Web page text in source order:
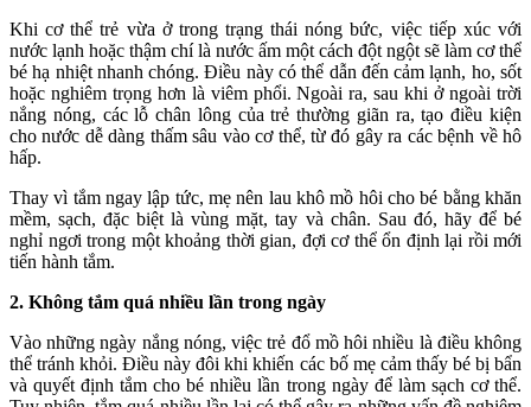
Khi cơ thể trẻ vừa ở trong trạng thái nóng bức, việc tiếp xúc với
nước lạnh hoặc thậm chí là nước ấm một cách đột ngột sẽ làm cơ thể
bé hạ nhiệt nhanh chóng. Điều này có thể dẫn đến cảm lạnh, ho, sốt
hoặc nghiêm trọng hơn là viêm phổi. Ngoài ra, sau khi ở ngoài trời
nắng nóng, các lỗ chân lông của trẻ thường giãn ra, tạo điều kiện
cho nước dễ dàng thấm sâu vào cơ thể, từ đó gây ra các bệnh về hô
hấp.
Thay vì tắm ngay lập tức, mẹ nên lau khô mồ hôi cho bé bằng khăn
mềm, sạch, đặc biệt là vùng mặt, tay và chân. Sau đó, hãy để bé
nghỉ ngơi trong một khoảng thời gian, đợi cơ thể ổn định lại rồi mới
tiến hành tắm.
2. Không tắm quá nhiều lần trong ngày
Vào những ngày nắng nóng, việc trẻ đổ mồ hôi nhiều là điều không
thể tránh khỏi. Điều này đôi khi khiến các bố mẹ cảm thấy bé bị bẩn
và quyết định tắm cho bé nhiều lần trong ngày để làm sạch cơ thể.